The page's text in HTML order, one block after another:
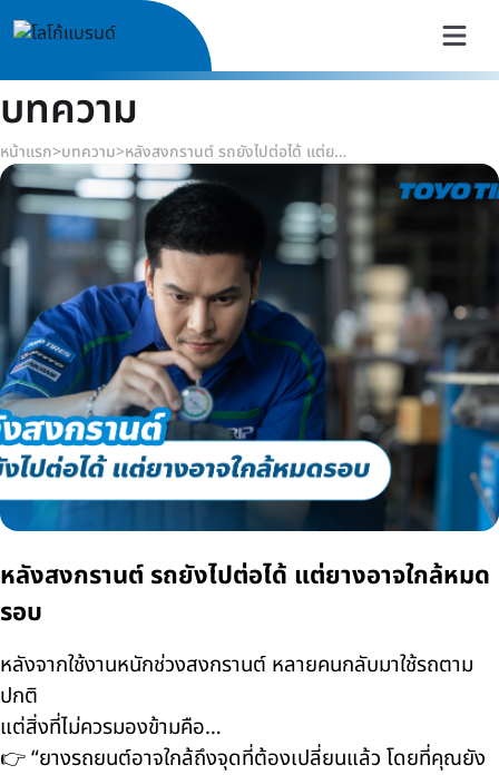
บทความ
หน้าแรก>บทความ> หลังสงกรานต์ รถยังไปต่อได้ แต่ยางอาจใกล้หมดรอบ
หลังสงกรานต์ รถยังไปต่อได้ แต่ยางอาจใกล้หมด
รอบ
หลังจากใช้งานหนักช่วงสงกรานต์ หลายคนกลับมาใช้รถตาม
ปกติ
แต่สิ่งที่ไม่ควรมองข้ามคือ…
👉 “ยางรถยนต์อาจใกล้ถึงจุดที่ต้องเปลี่ยนแล้ว โดยที่คุณยัง